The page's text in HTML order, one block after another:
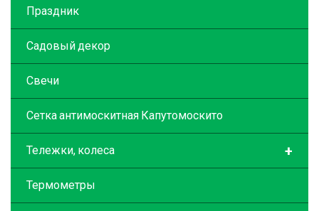
Праздник
Садовый декор
Свечи
Сетка антимоскитная Капутомоскито
+
Тележки, колеса
Термометры